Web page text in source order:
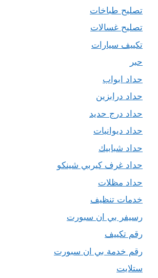
تصليح طباخات
تصليح غسالات
تكييف سيارات
حبر
حداد ابواب
حداد درابزين
حداد درج حديد
حداد ديوانيات
حداد شبابيك
حداد غرف كيربي شينكو
حداد مظلات
خدمات تنظيف
رسيفر بي ان سبورت
رقم تكييف
رقم خدمة بي ان سبورت
ستلايت